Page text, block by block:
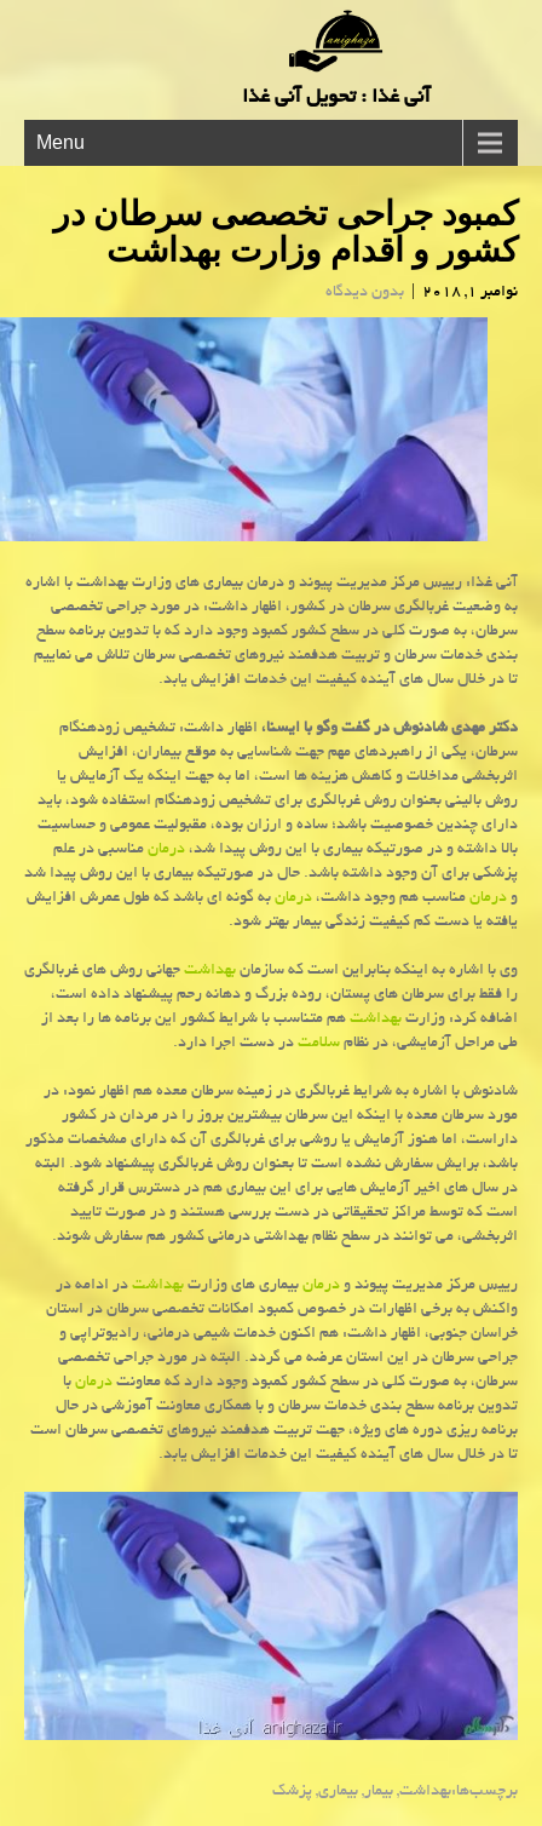
آنی غذا : تحویل آنی غذا
Menu
كمبود جراحی تخصصی سرطان در
كشور و اقدام وزارت بهداشت
نوامبر 1, 2018 | بدون دیدگاه
آنی غذا: رییس مركز مدیریت پیوند و درمان بیماری های وزارت بهداشت با اشاره
به وضعیت غربالگری سرطان در كشور، اظهار داشت: در مورد جراحی تخصصی
سرطان، به صورت كلی در سطح كشور كمبود وجود دارد كه با تدوین برنامه سطح
بندی خدمات سرطان و تربیت هدفمند نیروهای تخصصی سرطان تلاش می نماییم
تا در خلال سال های آینده كیفیت این خدمات افزایش یابد.
دكتر مهدی شادنوش در گفت وگو با ایسنا،اظهار داشت: تشخیص زودهنگام
سرطان، یكی از راهبردهای مهم جهت شناسایی به موقع بیماران، افزایش
اثربخشی مداخلات و كاهش هزینه ها است، اما به جهت اینكه یك آزمایش یا
روش بالینی بعنوان روش غربالگری برای تشخیص زودهنگام استفاده شود، باید
دارای چندین خصوصیت باشد؛ ساده و ارزان بوده، مقبولیت عمومی و حساسیت
بالا داشته و در صورتیكه بیماری با این روش پیدا شد،درمانمناسبی در علم
پزشكی برای آن وجود داشته باشد. حال در صورتیكه بیماری با این روش پیدا شد
ودرمانمناسب هم وجود داشت،درمانبه گونه ای باشد كه طول عمرش افزایش
یافته یا دست كم كیفیت زندگی بیمار بهتر شود.
وی با اشاره به اینكه بنابراین است كه سازمانبهداشتجهانی روش های غربالگری
را فقط برای سرطان های پستان، روده بزرگ و دهانه رحم پیشنهاد داده است،
اضافه كرد: وزارتبهداشتهم متناسب با شرایط كشور این برنامه ها را بعد از
طی مراحل آزمایشی، در نظامسلامتدر دست اجرا دارد.
شادنوش با اشاره به شرایط غربالگری در زمینه سرطان معده هم اظهار نمود: در
مورد سرطان معده با اینكه این سرطان بیشترین بروز را در مردان در كشور
داراست، اما هنوز آزمایش یا روشی برای غربالگری آن كه دارای مشخصات مذكور
باشد، برایش سفارش نشده است تا بعنوان روش غربالگری پیشنهاد شود. البته
در سال های اخیر آزمایش هایی برای این بیماری هم در دسترس قرار گرفته
است كه توسط مراكز تحقیقاتی در دست بررسی هستند و در صورت تایید
اثربخشی، می توانند در سطح نظام بهداشتی درمانی كشور هم سفارش شوند.
رییس مركز مدیریت پیوند ودرمانبیماری های وزارتبهداشتدر ادامه در
واكنش به برخی اظهارات در خصوص كمبود امكانات تخصصی سرطان در استان
خراسان جنوبی، اظهار داشت: هم اكنون خدمات شیمی درمانی، رادیوتراپی و
جراحی سرطان در این استان عرضه می گردد. البته در مورد جراحی تخصصی
سرطان، به صورت كلی در سطح كشور كمبود وجود دارد كه معاونتدرمانبا
تدوین برنامه سطح بندی خدمات سرطان و با همكاری معاونت آموزشی در حال
برنامه ریزی دوره های ویژه، جهت تربیت هدفمند نیروهای تخصصی سرطان است
تا در خلال سال های آینده كیفیت این خدمات افزایش یابد.
برچسب‌ها:بهداشت,بیمار,بیماری,پزشك